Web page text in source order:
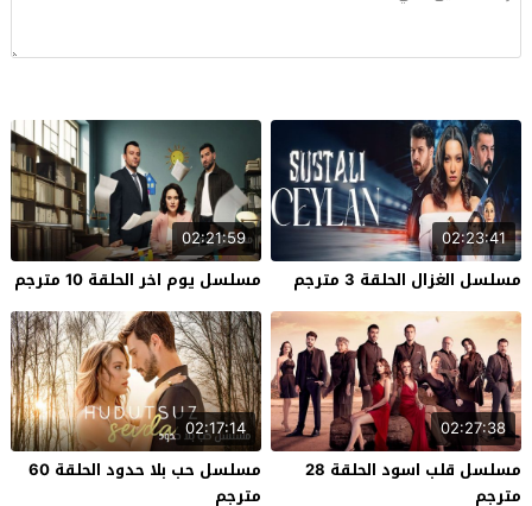
02:23:41
مسلسل الغزال الحلقة 3 مترجم
02:21:59
مسلسل يوم اخر الحلقة 10 مترجم
02:27:38
مسلسل قلب اسود الحلقة 28
مترجم
02:17:14
مسلسل حب بلا حدود الحلقة 60
مترجم